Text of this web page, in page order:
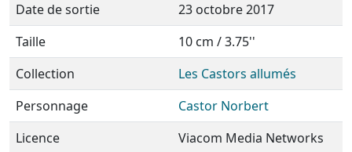
Date de sortie
23 octobre 2017
Taille
10 cm / 3.75''
Collection
Les Castors allumés
Personnage
Castor Norbert
Licence
Viacom Media Networks